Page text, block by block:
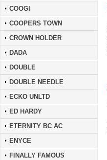
COOGI
COOPERS TOWN
CROWN HOLDER
DADA
DOUBLE
DOUBLE NEEDLE
ECKO UNLTD
ED HARDY
ETERNITY BC AC
ENYCE
FINALLY FAMOUS